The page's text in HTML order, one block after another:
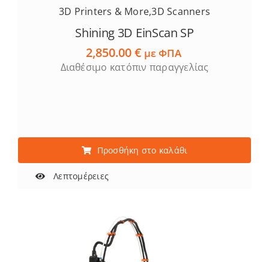
3D Printers & More,3D Scanners
Shining 3D EinScan SP
2,850.00€ με ΦΠΑ
Διαθέσιμο κατόπιν παραγγελίας
Προσθήκη στο καλάθι
Λεπτομέρειες